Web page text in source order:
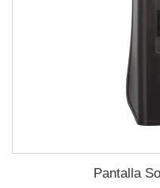
Pantalla